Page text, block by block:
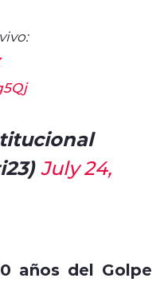
July 24,
años del Golpe